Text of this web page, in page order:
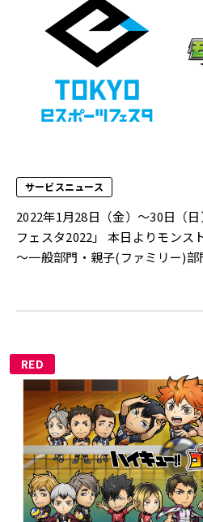
サービスニュース
2022年1月28日（金）～30日（
フェスタ2022」 本日よりモンス
～一般部門・親子(ファミリー)
RED